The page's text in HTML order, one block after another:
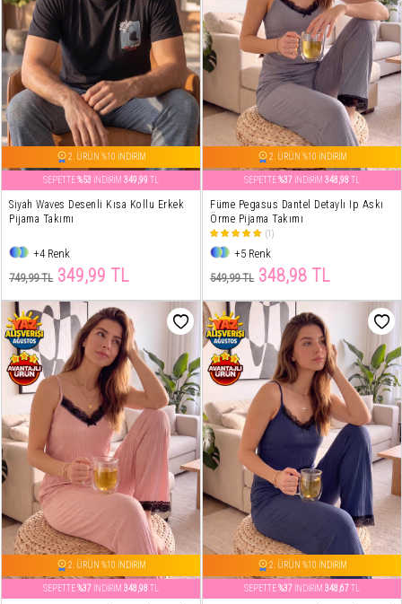
2. ÜRÜN %10 İNDİRİM
SEPETTE%53 İNDİRİM 349,99 TL
Siyah Waves Desenli Kısa Kollu Erkek
Pijama Takımı
+4 Renk
749,99 TL 349,99 TL
2. ÜRÜN %10 İNDİRİM
SEPETTE%37 İNDİRİM 348,98 TL
Füme Pegasus Dantel Detaylı Ip Askı
Örme Pijama Takımı
(1)
+5 Renk
549,99 TL 348,98 TL
2. ÜRÜN %10 İNDİRİM
SEPETTE%37 İNDİRİM 348,98 TL
2. ÜRÜN %10 İNDİRİM
SEPETTE%37 İNDİRİM 348,67TL